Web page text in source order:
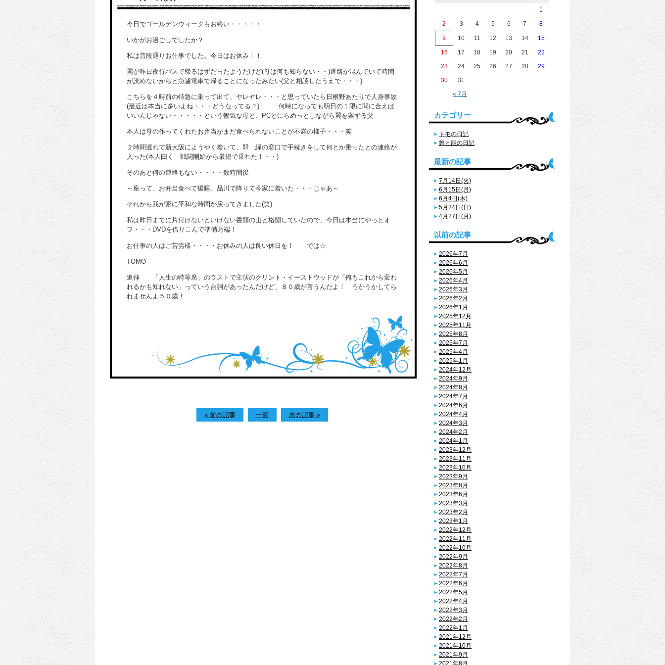
今日でゴールデンウィークもお終い・・・・・
いかがお過ごしでしたか？
私は普段通りお仕事でした。今日はお休み！！
麗が昨日夜行バスで帰るはずだったようだけど(母は何も知らない・・)道路が混んでいて時間
が読めないからと急遽電車で帰ることになったみたい(父と相談したうえで・・・)
こちらを４時前の特急に乗って出て、ヤレヤレ・・・と思っていたら日根野あたりで人身事故
(最近は本当に多いよね・・・どうなってる？) 何時になっても明日の１限に間に合えば
いいんじゃない・・・・・という暢気な母と、PCとにらめっとしながら麗を案ずる父
本人は母の作ってくれたお弁当がまだ食べられないことが不満の様子・・・笑
２時間遅れで新大阪にようやく着いて、即 緑の窓口で手続きをして何とか乗ったとの連絡が
入った(本人曰く 戦闘開始から最短で乗れた！・・)
そのあと何の連絡もない・・・・数時間後
～座って、お弁当食べて爆睡、品川で降りて今家に着いた・・・じゃあ～
それから我が家に平和な時間が戻ってきました(笑)
私は昨日までに片付けないといけない書類の山と格闘していたので、今日は本当にやっとオ
フ・・・DVDを借りこんで準備万端！
お仕事の人はご苦労様・・・・お休みの人は良い休日を！ では☆
TOMO
追伸 「人生の特等席」のラストで主演のクリント・イーストウッドが「俺もこれから変わ
れるかも知れない」っていう台詞があったんだけど、８０歳が言うんだよ！ うかうかしてら
れませんよ５０歳！
« 前の記事 一覧 次の記事 »
« 7月
1
2
3 4 5 6 7 8
9 10 11 12 13 14 15
16 17 18 19 20 21
22
23
24 25 26 27 28
29
30
31
カテゴリー
トモの日記
舞と龍の日記
最新の記事
7月14日(火)
6月15日(月)
6月4日(木)
5月24日(日)
4月27日(月)
以前の記事
2026年7月
2026年6月
2026年5月
2026年4月
2026年3月
2026年2月
2026年1月
2025年12月
2025年11月
2025年8月
2025年7月
2025年4月
2025年1月
2024年12月
2024年9月
2024年8月
2024年7月
2024年6月
2024年4月
2024年3月
2024年2月
2024年1月
2023年12月
2023年11月
2023年10月
2023年9月
2023年8月
2023年6月
2023年3月
2023年2月
2023年1月
2022年12月
2022年11月
2022年10月
2022年9月
2022年8月
2022年7月
2022年6月
2022年5月
2022年4月
2022年3月
2022年2月
2022年1月
2021年12月
2021年10月
2021年9月
2021年8月